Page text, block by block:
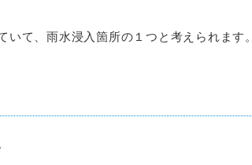
て、雨水浸入箇所の１つと考えられます。